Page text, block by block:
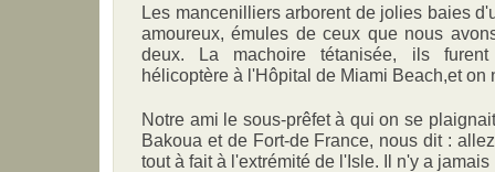
Les mancenilliers arborent de jolies baies
amoureux, émules de ceux que nous
deux. La machoire tétanisée, ils furent
hélicoptère à l'Hôpital de Miami Beach,et on
Notre ami le sous-prêfet à qui on se
Bakoua et de Fort-de France, nous dit :
tout à fait à l'extrémité de l'Isle. Il n'y a